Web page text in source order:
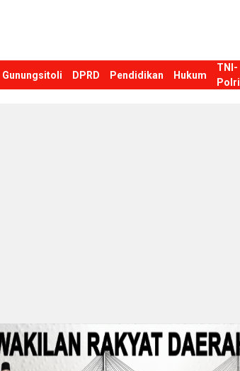
Gunungsitoli DPRD Pendidikan Hukum
TNI-
Polri